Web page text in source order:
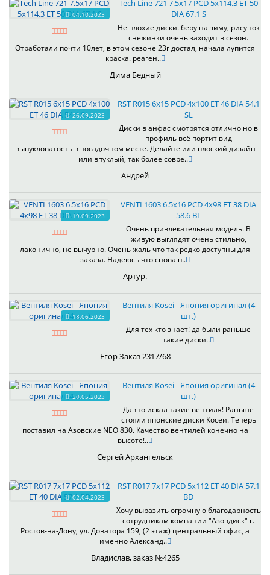
04.10.2023
Tech Line 721 7.5x17 PCD 5x114.3 ET 50
DIA 67.1 S
Не плохие диски. беру на зиму, рисунок
снежинки очень заходит в сезон.
Отработали почти 10лет, в этом сезоне 23г достал, начала лупится
краска. реаген..
Дима Бедный
26.09.2023
RST R015 6x15 PCD 4x100 ET 46 DIA 54.1
SL
Диски в анфас смотрятся отлично но в
профиль всё портит вид
выпукловатость в посадочном месте. Делайте или плоский дизайн
или впуклый, так более совре..
Андрей
19.09.2023
VENTI 1603 6.5x16 PCD 4x98 ET 38 DIA
58.6 BL
Очень привлекательная модель. В
живую выглядят очень стильно,
лаконично, не вычурно. Очень жаль что так редко доступны для
заказа. Надеюсь что снова п..
Артур.
18.06.2023
Вентиля Kosei - Япония оригинал (4
шт.)
Для тех кто знает! да были раньше
такие диски..
Егор Заказ 2317/68
20.05.2023
Вентиля Kosei - Япония оригинал (4
шт.)
Давно искал такие вентиля! Раньше
стояли японские диски Косеи. Теперь
поставил на Азовские NEO 830. Качество вентилей конечно на
высоте!..
Сергей Архангельск
02.04.2023
RST R017 7x17 PCD 5x112 ET 40 DIA 57.1
BD
Хочу выразить огромную благодарность
сотрудникам компании "Азовдиск" г.
Ростов-на-Дону, ул. Доватора 159, (2 этаж) центральный офис, а
именно Александ..
Владислав, заказ №4265